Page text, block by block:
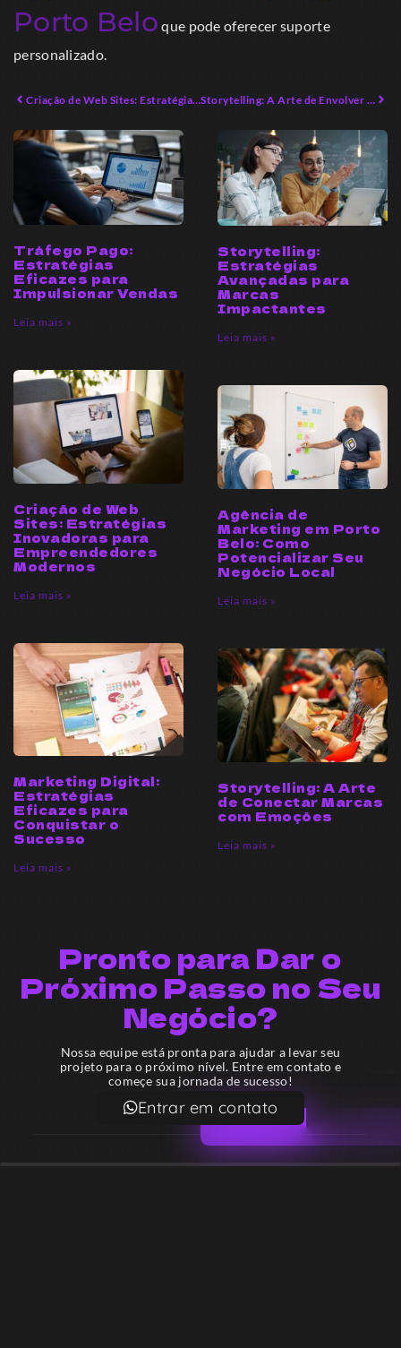
Porto Belo que pode oferecer suporte
personalizado.
Criação de Web Sites: Estratégias Eficazes para Marcas em 2026 Storytelling: A Arte de Envolver e Vender
Tráfego Pago:
Estratégias
Eficazes para
Impulsionar Vendas
Leia mais »
Storytelling:
Estratégias
Avançadas para
Marcas
Impactantes
Leia mais »
Criação de Web
Sites: Estratégias
Inovadoras para
Empreendedores
Modernos
Leia mais »
Agência de
Marketing em Porto
Belo: Como
Potencializar Seu
Negócio Local
Leia mais »
Marketing Digital:
Estratégias
Eficazes para
Conquistar o
Sucesso
Leia mais »
Storytelling: A Arte
de Conectar Marcas
com Emoções
Leia mais »
Pronto para Dar o
Próximo Passo no Seu
Negócio?
Nossa equipe está pronta para ajudar a levar seu
projeto para o próximo nível. Entre em contato e
começe sua jornada de sucesso!
Entrar em contato